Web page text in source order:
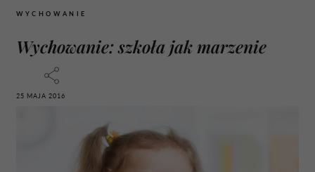
WYCHOWANIE
Wychowanie: szkoła jak marzenie
25 MAJA 2016